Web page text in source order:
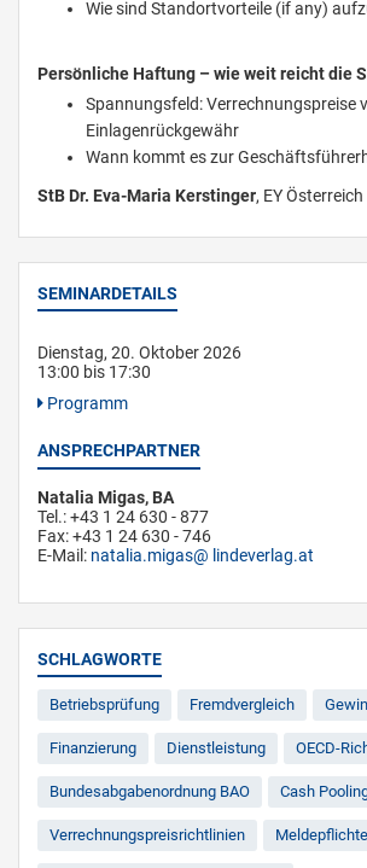
Wie sind Standortvorteile (if any)
Persönliche Haftung – wie weit reicht die
Spannungsfeld: Verrechnungspreise
Einlagenrückgewähr
Wann kommt es zur
StB Dr. Eva-Maria Kerstinger, EY Österreich
SEMINARDETAILS
Dienstag, 20. Oktober 2026
13:00 bis 17:30
Programm
ANSPRECHPARTNER
Natalia Migas, BA
Tel.: +43 1 24 630 - 877
Fax: +43 1 24 630 - 746
E-Mail: natalia.migas lindeverlag.at
SCHLAGWORTE
Betriebsprüfung Fremdvergleich
Finanzierung Dienstleistung OECD-
Bundesabgabenordnung BAO Cash
Verrechnungspreisrichtlinien